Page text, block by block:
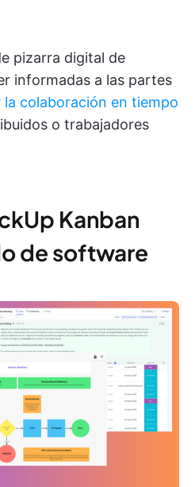
pizarra digital de
informadas a las partes
la colaboración en tiempo
o trabajadores
Kanban
de software